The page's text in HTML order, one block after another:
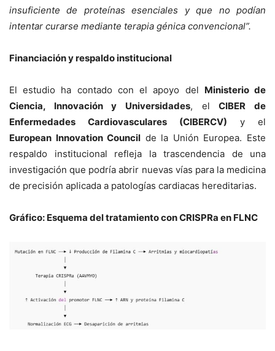
insuficiente de proteínas esenciales y que no podían
intentar curarse mediante terapia génica convencional”.
Financiación y respaldo institucional
El estudio ha contado con el apoyo del Ministerio de
Ciencia, Innovación y Universidades, elCIBER de
Enfermedades Cardiovasculares (CIBERCV) y el
European Innovation Council de la Unión Europea. Este
respaldo institucional refleja la trascendencia de una
investigación que podría abrir nuevas vías para la medicina
de precisión aplicada a patologías cardiacas hereditarias.
Gráfico: Esquema del tratamiento con CRISPRa en FLNC